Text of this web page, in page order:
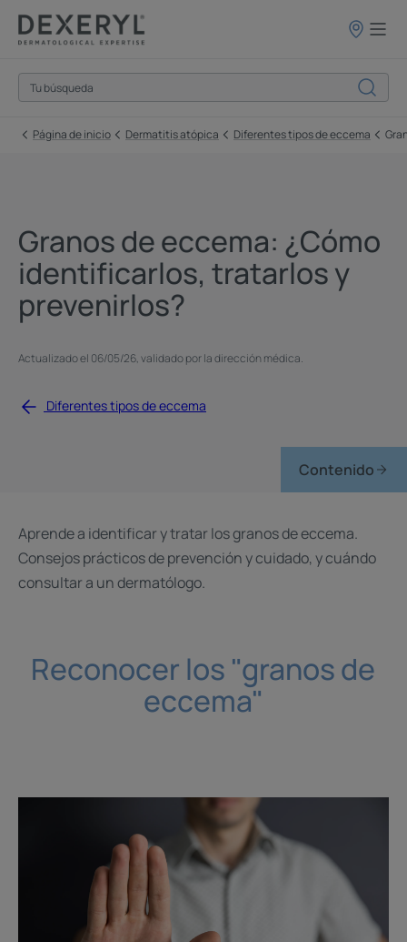
Puntos
Página de inicio Dermatitis atópica Diferentes tipos de eccema
Granos de eccema: ¿Cómo
identificarlos, tratarlos y
prevenirlos?
Actualizado el 06/05/26, validado porla dirección médica.
Diferentes tipos de eccema
Contenido
Aprende a identificar y tratar los granos de eccema.
Consejos prácticos de prevención y cuidado, y cuándo
consultar a un dermatólogo.
Reconocer los "granos de
eccema"